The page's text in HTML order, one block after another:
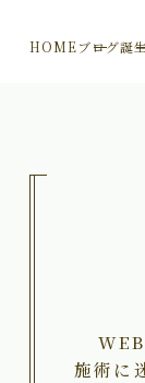
HOMEブログ誕
施術に